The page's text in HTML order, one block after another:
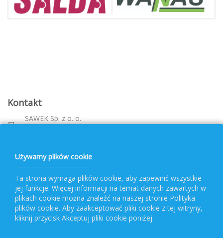
Kontakt
SAWEK Sp. z o. o.
Metalowca 26, 39-460 Nowa Dęba
+ 48 796 477 417
Obsługa PVF
Popularne kategorie
Używamy plików cookie
Ta strona wymaga plików cookie, aby zapewnić wszystkie
jej funkcje. Więcej informacji na temat danych zawartych w
plikach cookie można znaleźć na naszej stronie Polityka
plików cookie. Aby zaakceptować pliki cookie z tej witryny,
kliknij przycisk Akceptuj pliki cookie poniżej.